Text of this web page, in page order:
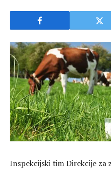
Inspekcijski tim Direkcije za